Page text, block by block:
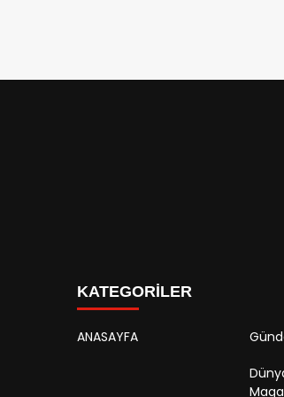
KATEGORİLER
ANASAYFA